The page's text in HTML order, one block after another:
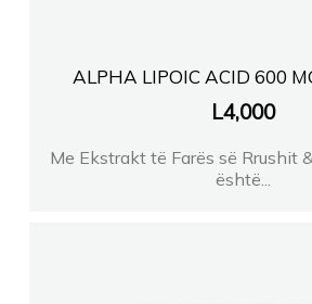
ALPHA LIPOIC ACID 600
L4,000
Me Ekstrakt të Farës së Rrushit
është...